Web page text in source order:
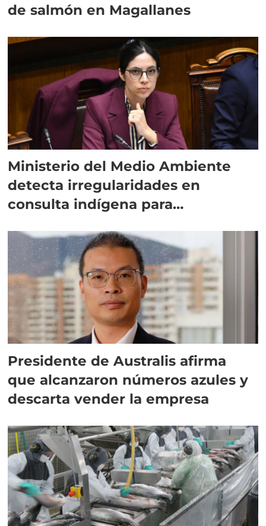
de salmón en Magallanes
Ministerio del Medio Ambiente
detecta irregularidades en
consulta indígena para
Presidente de Australis afirma
que alcanzaron números azules y
descarta vender la empresa